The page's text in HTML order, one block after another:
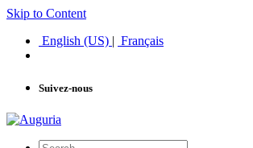
Skip to Content
English (US) | Français
Suivez-nous